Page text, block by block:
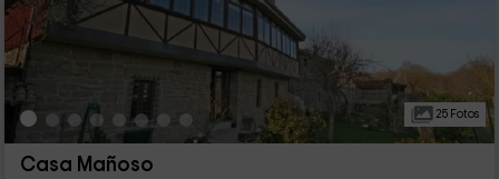
25 Fotos
Casa Mañoso